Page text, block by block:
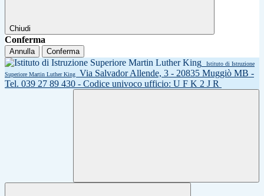
Chiudi
Conferma
Annulla Conferma
Istituto di Istruzione
Superiore Martin Luther King
Via Salvador Allende, 3 - 20835 Muggiò MB -
Tel. 039 27 89 430 - Codice univoco ufficio: U F K 2 J R